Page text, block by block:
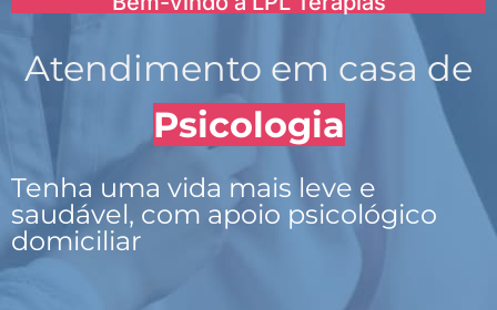
Atendimento em casa de
Psicologia
Tenha uma vida mais leve e
saudável, com apoio psicológico
domiciliar